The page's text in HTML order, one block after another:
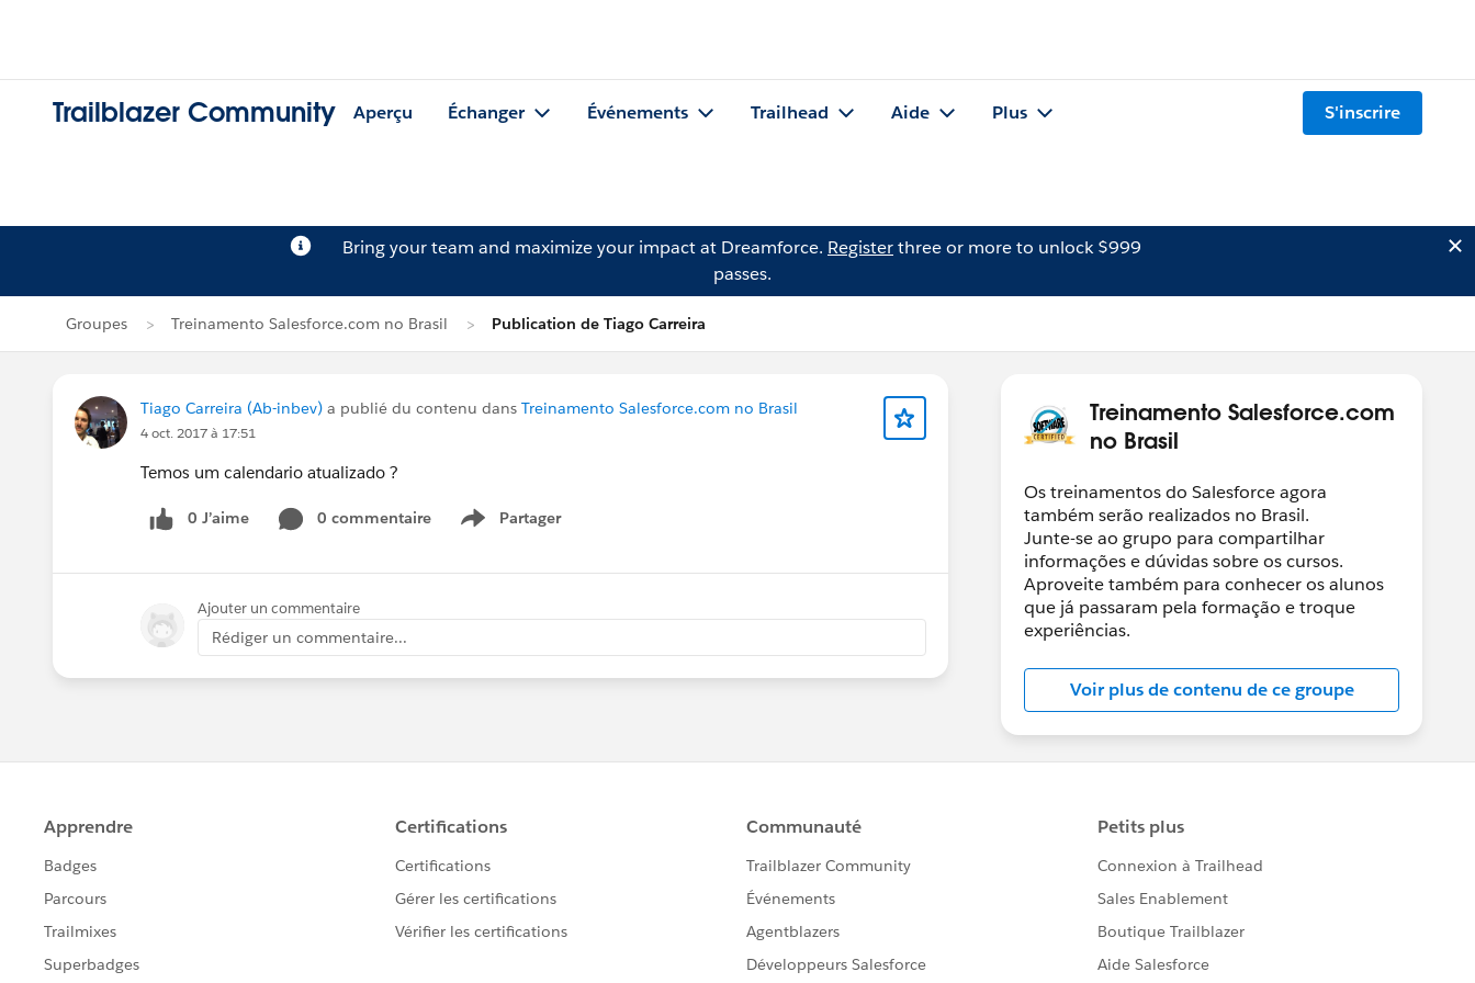
Trailblazer Community Aperçu Échanger Événements Trailhead Aide Plus S'inscrire
Bring your team and maximize your impact at Dreamforce. Registerthree or more to unlock $999
passes.
Groupes Treinamento Salesforce.com no Brasil Publication de Tiago Carreira
Tiago Carreira (Ab-inbev) a publié du contenu dans Treinamento Salesforce.com no Brasil
4 oct. 2017 à 17:51
Temos um calendario atualizado ?
0 J’aime 0 commentaire Partager
Show menu
Ajouter un commentaire
Rédiger un commentaire...
Treinamento Salesforce.com
no Brasil
Os treinamentos do Salesforce agora
também serão realizados no Brasil.
Junte-se ao grupo para compartilhar
informações e dúvidas sobre os cursos.
Aproveite também para conhecer os alunos
que já passaram pela formação e troque
experiências.
Voir plus de contenu de ce groupe